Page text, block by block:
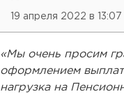
19 апреля 2022 в 13:07
«Мы очень просим
оформлением
нагрузка на